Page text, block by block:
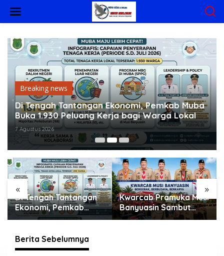
w
Breaking news
Di Tengah Tantangan Ekonomi, Pemkab Muba
Buka 1.930 Peluang Kerja bagi Warga Lokal
7 Agustus 2026
« »
Di Tengah Tantangan
Ekonomi, Pemkab
Muba Buka 1.930
Warga Lokal
Kwarcab Pramuka Musi
Banyuasin Sambut
Gebrakan Kwarnas,
Berita Sebelumnya